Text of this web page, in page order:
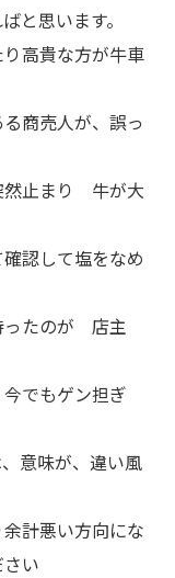
と思います。
高貴な方が牛車
商売人が、誤っ
然止まり 牛が大
認して塩をなめ
ったのが 店主
でもゲン担ぎ
意味が、違い風
計悪い方向にな
い